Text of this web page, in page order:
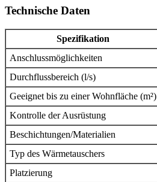
Technische Daten
Spezifikation
Anschlussmöglichkeiten
Durchflussbereich (l/s)
Geeignet bis zu einer Wohnfläche (m²)
Kontrolle der Ausrüstung
Beschichtungen/Materialien
Typ des Wärmetauschers
Platzierung